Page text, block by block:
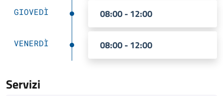
GIOVEDÌ 08:00 - 12:00
VENERDÌ 08:00 - 12:00
Servizi